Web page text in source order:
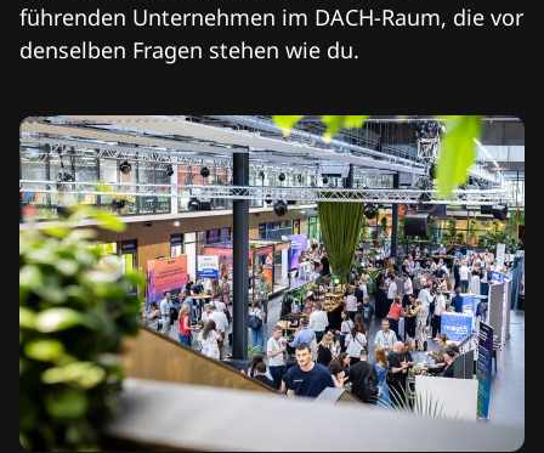
führenden Unternehmen im DACH-Raum, die vor
denselben Fragen stehen wie du.